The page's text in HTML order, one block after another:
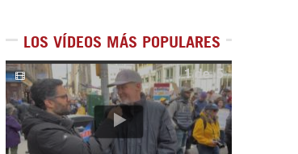
LOS VÍDEOS MÁS POPULARES
1de5